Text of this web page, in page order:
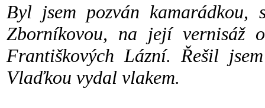
Byl jsem pozván kamarádkou,
Zborníkovou, na její vernisáž
Františkových Lázní. Řešil
Vlaďkou vydal vlakem.